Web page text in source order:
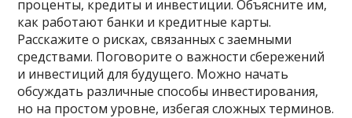
проценты, кредиты и инвестиции. Объясните им,
как работают банки и кредитные карты.
Расскажите о рисках, связанных с заемными
средствами. Поговорите о важности сбережений
и инвестиций для будущего. Можно начать
обсуждать различные способы инвестирования,
но на простом уровне, избегая сложных терминов.